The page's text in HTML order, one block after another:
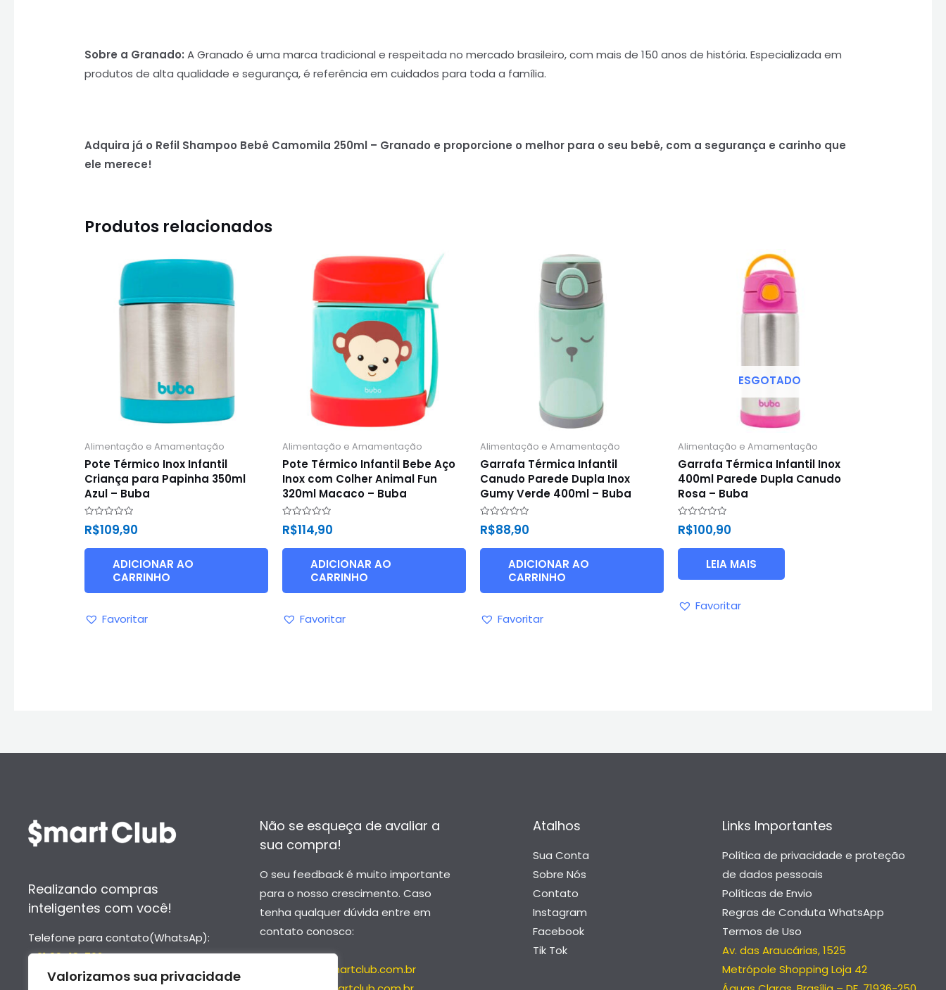
Valorizamos sua privacidade
Sobre a Granado: A Granado é uma marca tradicional e respeitada no mercado brasileiro, com mais de 150 anos de história. Especializada em
produtos de alta qualidade e segurança, é referência em cuidados para toda a família.
Adquira já o Refil Shampoo Bebê Camomila 250ml – Granado e proporcione o melhor para o seu bebê, com a segurança e carinho que
ele merece!
Produtos relacionados
Alimentação e Amamentação
Pote Térmico Inox Infantil
Criança para Papinha 350ml
Azul – Buba
Avaliação
0
5
R$109,90
ADICIONAR AO
CARRINHO
Favoritar
Alimentação e Amamentação
Pote Térmico Infantil Bebe Aço
Inox com Colher Animal Fun
320ml Macaco – Buba
Avaliação
0
5
R$114,90
ADICIONAR AO
CARRINHO
Favoritar
Alimentação e Amamentação
Garrafa Térmica Infantil
Canudo Parede Dupla Inox
Gumy Verde 400ml – Buba
Avaliação
0
5
R$88,90
ADICIONAR AO
CARRINHO
Favoritar
ESGOTADO
Alimentação e Amamentação
Garrafa Térmica Infantil Inox
400ml Parede Dupla Canudo
Rosa – Buba
Avaliação
0
5
R$100,90
LEIA MAIS
Favoritar
Realizando compras
inteligentes com você!
Telefone para contato(WhatsAp):
- 61 99418-7624
- 61 99652-6976
Não se esqueça de avaliar a
sua compra!
O seu feedback é muito importante
para o nosso crescimento. Caso
tenha qualquer dúvida entre em
contato conosco:
contato@smartclub.com.br
Atalhos
Sua Conta
Sobre Nós
Contato
Instagram
Facebook
Tik Tok
Links Importantes
Política de privacidade e proteção
de dados pessoais
Políticas de Envio
Regras de Conduta WhatsApp
Termos de Uso
Av. das Araucárias, 1525
Metrópole Shopping Loja 42